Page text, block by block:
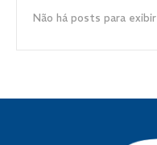
Não há posts para exibir